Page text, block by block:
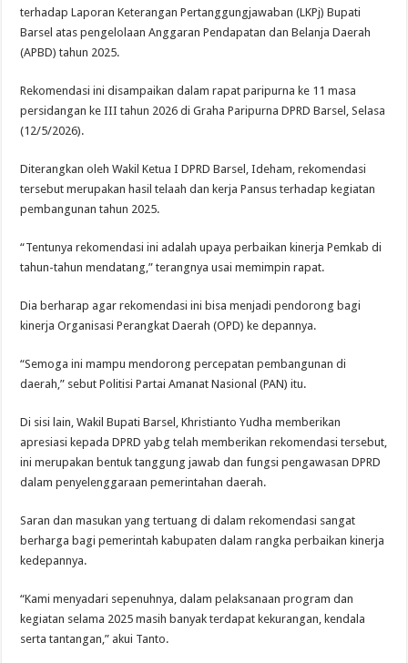
terhadap Laporan Keterangan Pertanggungjawaban (LKPj) Bupati
Barsel atas pengelolaan Anggaran Pendapatan dan Belanja Daerah
(APBD) tahun 2025.
Rekomendasi ini disampaikan dalam rapat paripurna ke 11 masa
persidangan ke III tahun 2026 di Graha Paripurna DPRD Barsel, Selasa
(12/5/2026).
Diterangkan oleh Wakil Ketua I DPRD Barsel, Ideham, rekomendasi
tersebut merupakan hasil telaah dan kerja Pansus terhadap kegiatan
pembangunan tahun 2025.
“Tentunya rekomendasi ini adalah upaya perbaikan kinerja Pemkab di
tahun-tahun mendatang,” terangnya usai memimpin rapat.
Dia berharap agar rekomendasi ini bisa menjadi pendorong bagi
kinerja Organisasi Perangkat Daerah (OPD) ke depannya.
“Semoga ini mampu mendorong percepatan pembangunan di
daerah,” sebut Politisi Partai Amanat Nasional (PAN) itu.
Di sisi lain, Wakil Bupati Barsel, Khristianto Yudha memberikan
apresiasi kepada DPRD yabg telah memberikan rekomendasi tersebut,
ini merupakan bentuk tanggung jawab dan fungsi pengawasan DPRD
dalam penyelenggaraan pemerintahan daerah.
Saran dan masukan yang tertuang di dalam rekomendasi sangat
berharga bagi pemerintah kabupaten dalam rangka perbaikan kinerja
kedepannya.
“Kami menyadari sepenuhnya, dalam pelaksanaan program dan
kegiatan selama 2025 masih banyak terdapat kekurangan, kendala
serta tantangan,” akui Tanto.